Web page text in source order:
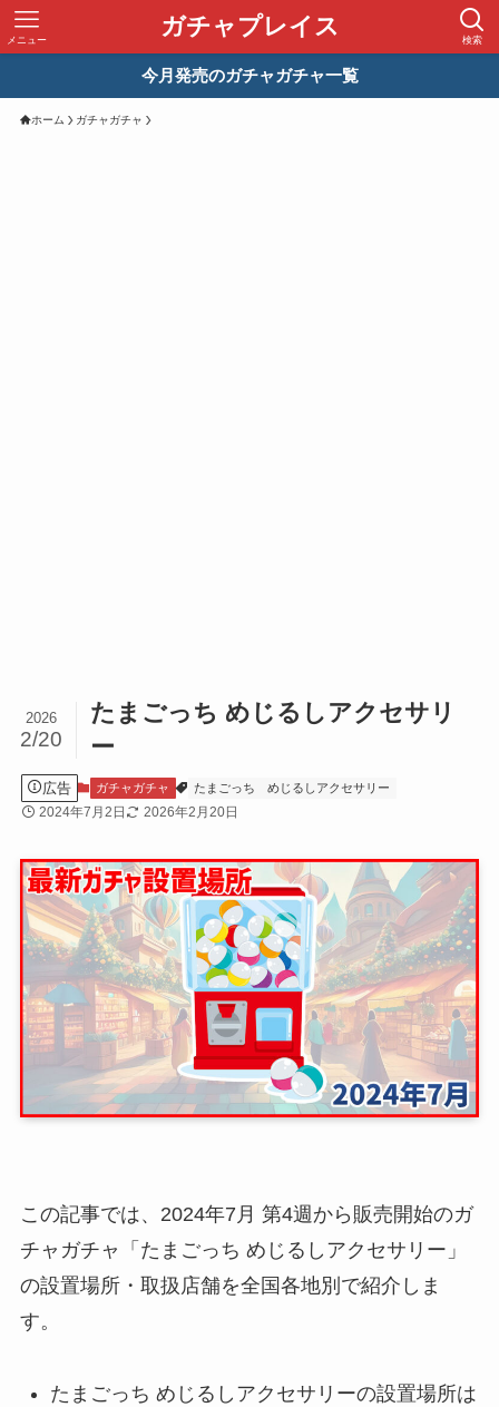
ガチャプレイス 検索
メニュー
今月発売のガチャガチャ一覧
ホーム ガチャガチャ
たまごっち めじるしアクセサリ
ー
2026
2/20
広告 ガチャガチャ たまごっち めじるしアクセサリー
2024年7月2日 2026年2月20日
この記事では、2024年7月 第4週から販売開始のガ
チャガチャ「たまごっち めじるしアクセサリー」
の設置場所・取扱店舗を全国各地別で紹介しま
す。
たまごっち めじるしアクセサリーの設置場所は